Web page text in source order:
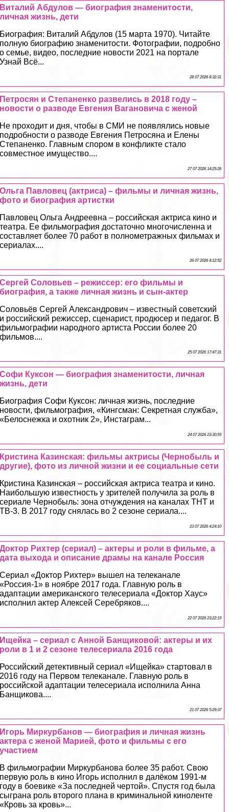
Виталий Абдулов — биография знаменитости,
личная жизнь, дети
Биография: Виталий Абдулов (15 марта 1970). Читайте
полную биографию знаменитости. Фотографии, подробно
о семье, видео, последние новости 2021 на портале
Узнай Всё...
28 07 2026 8:32:31
Петросян и Степаненко развелись в 2018 году –
новости о разводе Евгения Вагановича с женой
Не проходит и дня, чтобы в СМИ не появлялись новые
подробности о разводе Евгения Петросяна и Елены
Степаненко. Главным спором в конфликте стало
совместное имущество....
27 07 2026 14:25:26
Ольга Павловец (актриса) – фильмы и личная жизнь,
фото и биография артистки
Павловец Ольга Андреевна – российская актриса кино и
театра. Ее фильмография достаточно многочисленна и
составляет более 70 работ в полнометражных фильмах и
сериалах....
26 07 2026 4:12:52
Сергeй Соловьев – режиссер: его фильмы и
биография, а также личная жизнь и сын-актер
Соловьёв Сергeй Александрович – известный советский
и российский режиссер, сценарист, продюсер и педагог. В
фильмографии народного артиста России более 20
фильмов....
25 07 2026 17:47:31
Софи Куксон — биография знаменитости, личная
жизнь, дети
Биография Софи Куксон: личная жизнь, последние
новости, фильмография, «Кингсман: Секретная служба»,
«Белоснежка и охотник 2», Инстаграм...
24 07 2026 23:30:55
Кристина Казинская: фильмы актрисы (Чернобыль и
другие), фото из личной жизни и ее социальные сети
Кристина Казинская – российская актриса театра и кино.
Наибольшую известность у зрителей получила за роль в
сериале Чернобыль: зона отчуждения на каналах ТНТ и
ТВ-3. В 2017 году снялась во 2 сезоне сериала....
23 07 2026 4:24:10
Доктор Рихтер (сериал) – актеры и роли в фильме, а
дата выхода и описание драмы на канале Россия
Сериал «Доктор Рихтер» вышел на телеканале
«Россия-1» в ноябре 2017 года. Главную роль в
адаптации американского телесериала «Доктор Хаус»
исполнил актер Алексей Серебряков....
22 07 2026 23:22:19
Ищейка – сериал с Анной Банщиковой: актеры и их
роли в 1 и 2 сезоне телесериала 2016 года
Российский детективный сериал «Ищейка» стартовал в
2016 году на Первом телеканале. Главную роль в
российской адаптации телесериала исполнила Анна
Банщикова....
21 07 2026 5:29:37
Игорь Миркурбанов — биография и личная жизнь
актера с женой Марией, фото и фильмы с его
участием
В фильмографии Миркурбанова более 35 работ. Свою
первую роль в кино Игорь исполнил в далёком 1991-м
году в боевике «За последней чертой». Спустя год была
сыграна роль второго плана в криминальной киноленте
«Кровь за кровь»...